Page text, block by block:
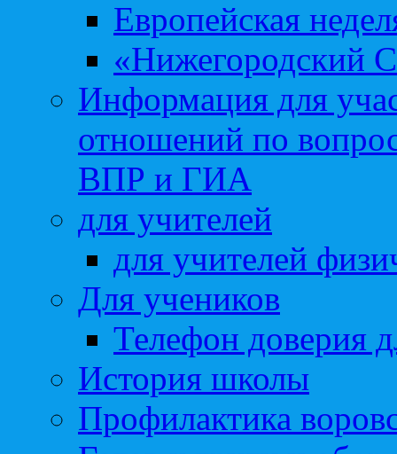
Европейская
«Нижегородский
Информация для
отношений по
ВПР и ГИА
для учителей
для учителей
Для учеников
Телефон доверия
История школы
Профилактика